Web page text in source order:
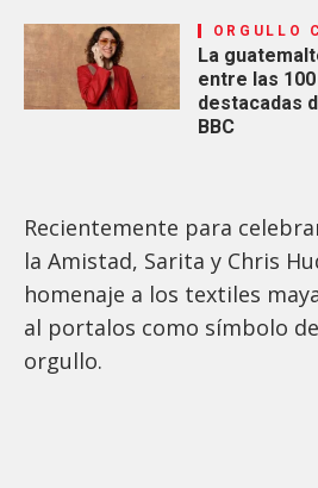
ORGULLO
La
entre las
destacadas
BBC
Recientemente para
la Amistad, Sarita y Chris
homenaje a los textiles
al portalos como símbolo
orgullo.